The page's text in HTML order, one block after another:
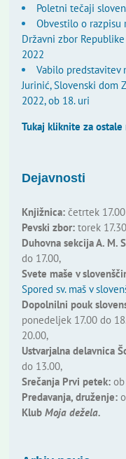
Poletni tečaji
Obvestilo o razpisu
Državni zbor
2022
Vabilo predstavitev
Jurinić, Slovenski dom
2022, ob 18. uri
Tukaj kliknite za ostale
Dejavnosti
Knjižnica:četrtek
Pevski zbor:torek
Duhovna sekcija A. M.
do 17.00,
Svete maše v
Spored sv. maš v
Dopolnilni pouk
ponedeljek 17.00 do
20.00,
Ustvarjalna delavnica
do 13.00,
Srečanja Prvi petek:ob
Predavanja, druženje:
Klub Moja dežela.